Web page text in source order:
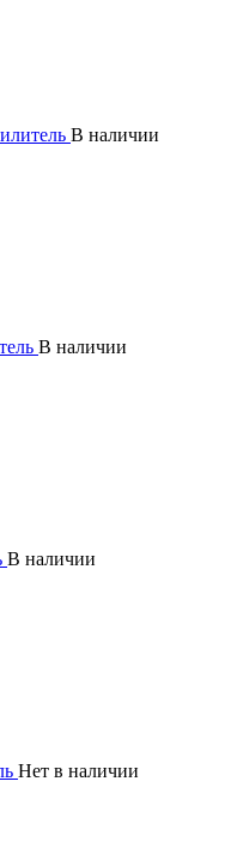
В наличии
В наличии
В наличии
Нет в наличии